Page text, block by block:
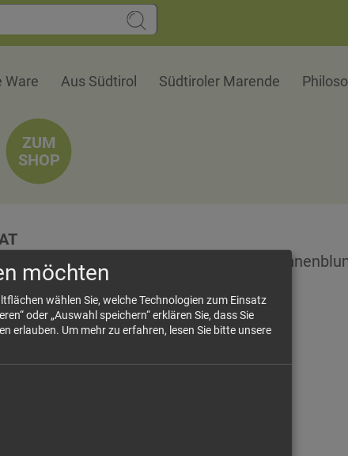
Ware Aus Südtirol Südtiroler Marende
ZUM
SHOP
Tee, Kümmel, Anis, Fenchel, Melisse,
36,67 €/kg
möchten
wählen Sie, welche Technologien zum Einsatz
oder „Auswahl speichern“ erklären Sie, dass Sie
erlauben. Um mehr zu erfahren, lesen Sie bitte unsere